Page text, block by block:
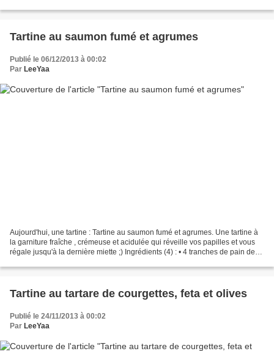
Tartine au saumon fumé et agrumes
Publié le 06/12/2013 à 00:02
Par LeeYaa
Aujourd'hui, une tartine : Tartine au saumon fumé et agrumes. Une tartine à
la garniture fraîche , crémeuse et acidulée qui réveille vos papilles et vous
régale jusqu'à la dernière miette ;) Ingrédients (4) : • 4 tranches de pain de
Tartine au tartare de courgettes, feta et olives
Publié le 24/11/2013 à 00:02
Par LeeYaa